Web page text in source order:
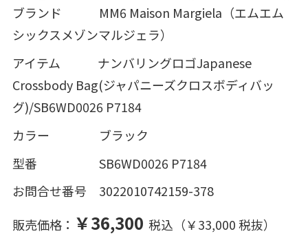
ブランド MM6 Maison Margiela（エムエム
シックスメゾンマルジェラ）
アイテム ナンバリングロゴJapanese
Crossbody Bag(ジャパニーズクロスボディバッ
グ)/SB6WD0026 P7184
カラー ブラック
型番 SB6WD0026 P7184
お問合せ番号 3022010742159-378
販売価格： ￥36,300 税込（￥33,000 税抜）